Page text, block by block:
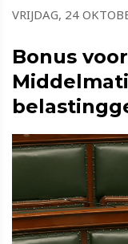
VRIJDAG, 24
Bonus